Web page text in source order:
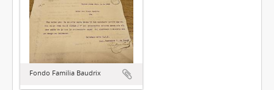
Fondo Familia Baudrix